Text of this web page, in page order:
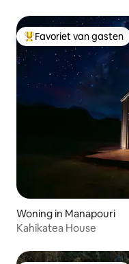
Topfavoriet van gasten
Favoriet van gasten
Woning in Manapouri
Kahikatea House